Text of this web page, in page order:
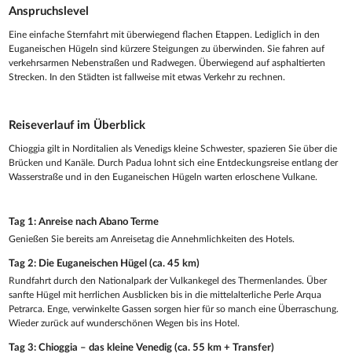
Anspruchslevel
Eine einfache Sternfahrt mit überwiegend flachen Etappen. Lediglich in den
Euganeischen Hügeln sind kürzere Steigungen zu überwinden. Sie fahren auf
verkehrsarmen Nebenstraßen und Radwegen. Überwiegend auf asphaltierten
Strecken. In den Städten ist fallweise mit etwas Verkehr zu rechnen.
Reiseverlauf im Überblick
Chioggia gilt in Norditalien als Venedigs kleine Schwester, spazieren Sie über die
Brücken und Kanäle. Durch Padua lohnt sich eine Entdeckungsreise entlang der
Wasserstraße und in den Euganeischen Hügeln warten erloschene Vulkane.
Tag 1: Anreise nach Abano Terme
Genießen Sie bereits am Anreisetag die Annehmlichkeiten des Hotels.
Tag 2: Die Euganeischen Hügel (ca. 45 km)
Rundfahrt durch den Nationalpark der Vulkankegel des Thermenlandes. Über
sanfte Hügel mit herrlichen Ausblicken bis in die mittelalterliche Perle Arqua
Petrarca. Enge, verwinkelte Gassen sorgen hier für so manch eine Überraschung.
Wieder zurück auf wunderschönen Wegen bis ins Hotel.
Tag 3: Chioggia – das kleine Venedig (ca. 55 km + Transfer)